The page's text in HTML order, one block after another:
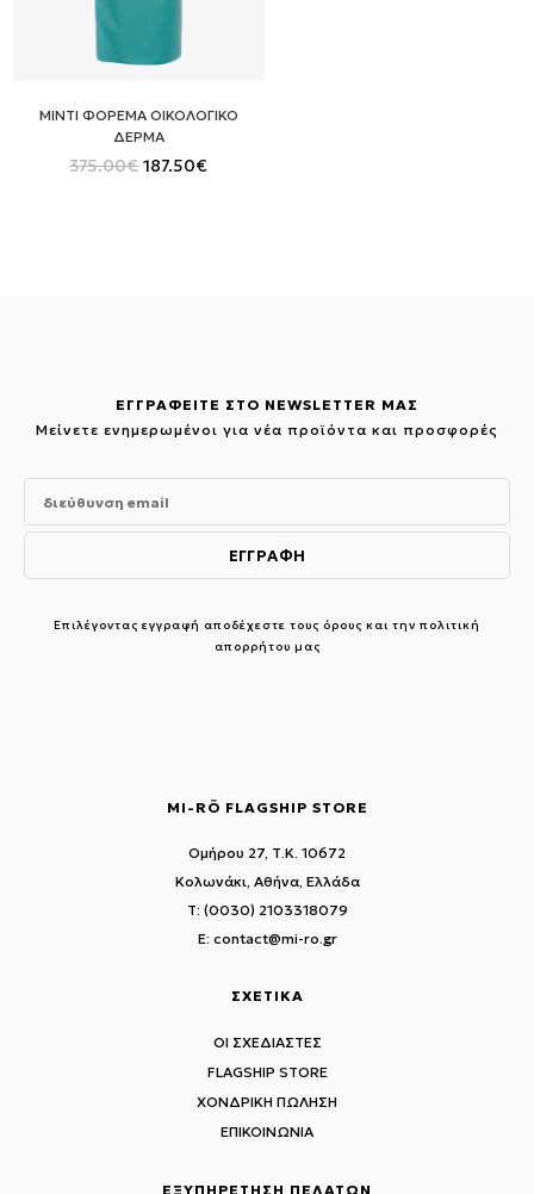
ΜΙΝΤΙ ΦΟΡΕΜΑ ΟΙΚΟΛΟΓΙΚΟ
ΔΕΡΜΑ
375.00€ Original
price
187.50€
τρέχουσα
ΕΓΓΡΑΦΕΙΤΕ ΣΤΟ NEWSLETTER ΜΑΣ
Μείνετε ενημερωμένοι για νέα προϊόντα και προσφορές
Επιλέγοντας εγγραφή αποδέχεστε τους όρους και την πολιτική
απορρήτου μας
MI-RŌ FLAGSHIP STORE
Ομήρου 27, Τ.Κ. 10672
Κολωνάκι, Αθήνα, Ελλάδα
T: (0030) 2103318079
E: contact@mi-ro.gr
ΣΧΕΤΙΚΑ
ΟΙ ΣΧΕΔΙΑΣΤΕΣ
FLAGSHIP STORE
ΧΟΝΔΡΙΚΗ ΠΩΛΗΣΗ
ΕΠΙΚΟΙΝΩΝΙΑ
ΕΞΥΠΗΡΕΤΗΣΗ ΠΕΛΑΤΩΝ